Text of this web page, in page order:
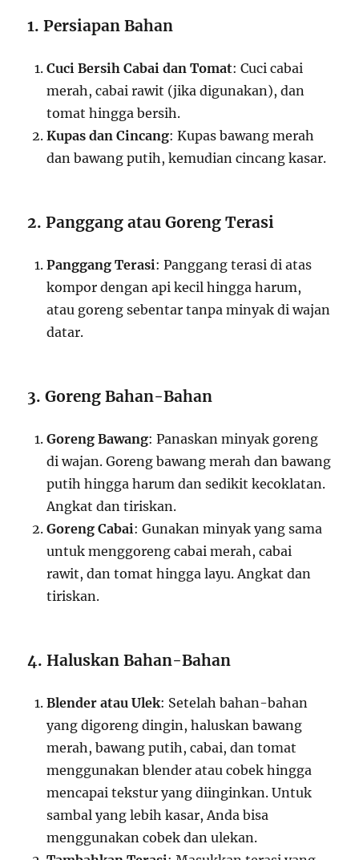
1. Persiapan Bahan
Cuci Bersih Cabai dan Tomat: Cuci cabai
merah, cabai rawit (jika digunakan), dan
tomat hingga bersih.
Kupas dan Cincang: Kupas bawang merah
dan bawang putih, kemudian cincang kasar.
2. Panggang atau Goreng Terasi
Panggang Terasi: Panggang terasi di atas
kompor dengan api kecil hingga harum,
atau goreng sebentar tanpa minyak di wajan
datar.
3. Goreng Bahan-Bahan
Goreng Bawang: Panaskan minyak goreng
di wajan. Goreng bawang merah dan bawang
putih hingga harum dan sedikit kecoklatan.
Angkat dan tiriskan.
Goreng Cabai: Gunakan minyak yang sama
untuk menggoreng cabai merah, cabai
rawit, dan tomat hingga layu. Angkat dan
tiriskan.
4. Haluskan Bahan-Bahan
Blender atau Ulek: Setelah bahan-bahan
yang digoreng dingin, haluskan bawang
merah, bawang putih, cabai, dan tomat
menggunakan blender atau cobek hingga
mencapai tekstur yang diinginkan. Untuk
sambal yang lebih kasar, Anda bisa
menggunakan cobek dan ulekan.